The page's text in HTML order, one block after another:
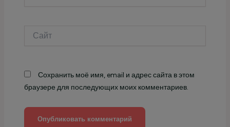
Сохранить моё имя, email и адрес сайта в этом
браузере для последующих моих комментариев.